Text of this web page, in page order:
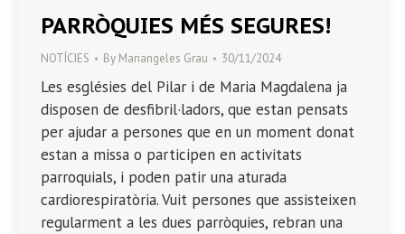
PARRÒQUIES MÉS SEGURES!
NOTÍCIES By Mariangeles Grau 30/11/2024
Les esglésies del Pilar i de Maria Magdalena ja
disposen de desfibril·ladors, que estan pensats
per ajudar a persones que en un moment donat
estan a missa o participen en activitats
parroquials, i poden patir una aturada
cardiorespiratòria. Vuit persones que assisteixen
regularment a les dues parròquies, rebran una